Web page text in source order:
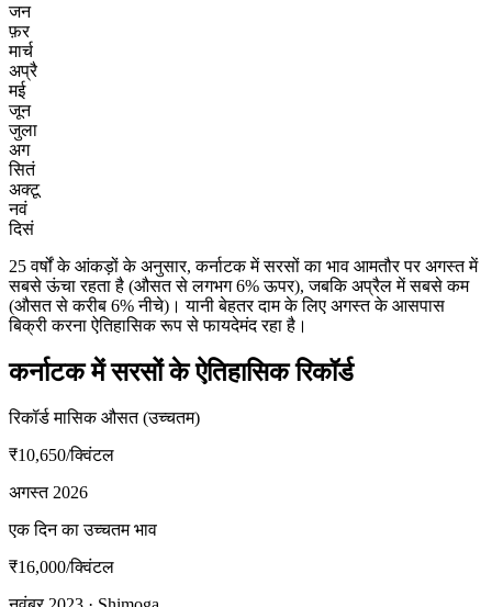
जन
फ़र
मार्च
अप्रै
मई
जून
जुला
अग
सितं
अक्टू
नवं
दिसं
25 वर्षों के आंकड़ों के अनुसार, कर्नाटक में सरसों का भाव आमतौर पर अगस्त में
सबसे ऊंचा रहता है (औसत से लगभग 6% ऊपर), जबकि अप्रैल में सबसे कम
(औसत से करीब 6% नीचे)। यानी बेहतर दाम के लिए अगस्त के आसपास
बिक्री करना ऐतिहासिक रूप से फायदेमंद रहा है।
कर्नाटक में सरसों के ऐतिहासिक रिकॉर्ड
रिकॉर्ड मासिक औसत (उच्चतम)
₹10,650/क्विंटल
अगस्त 2026
एक दिन का उच्चतम भाव
₹16,000/क्विंटल